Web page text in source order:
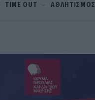
TIME OUT ΑΘΛΗΤΙΣΜΟΣ